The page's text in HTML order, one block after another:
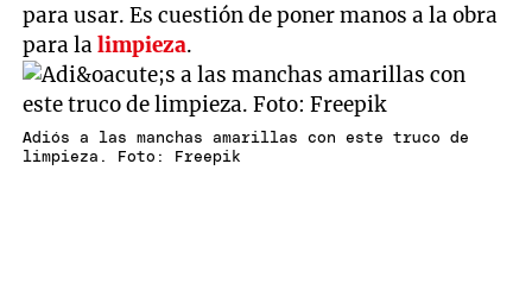
para usar. Es cuestión de poner manos a la obra
para lalimpieza.
Adiós a las manchas amarillas con este truco de
limpieza. Foto: Freepik